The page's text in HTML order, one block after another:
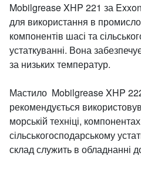
Mobilgrease XHP 221 за
для використання в
компонентів шасі та
устаткуванні. Вона
за низьких температур.
Мастило Mobilgrease XHP
рекомендується
морській техніці,
сільськогосподарському
склад служить в обладнанні